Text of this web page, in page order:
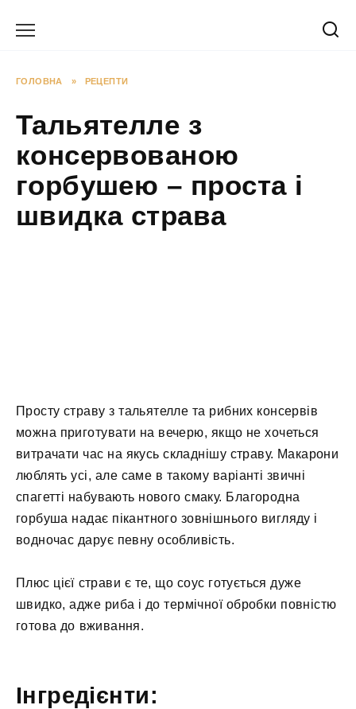
ГОЛОВНА » РЕЦЕПТИ
Тальятелле з
консервованою
горбушею – проста і
швидка страва
Просту страву з тальятелле та рибних консервів
можна приготувати на вечерю, якщо не хочеться
витрачати час на якусь складнішу страву. Макарони
люблять усі, але саме в такому варіанті звичні
спагетті набувають нового смаку. Благородна
горбуша надає пікантного зовнішнього вигляду і
водночас дарує певну особливість.
Плюс цієї страви є те, що соус готується дуже
швидко, адже риба і до термічної обробки повністю
готова до вживання.
Інгредієнти: